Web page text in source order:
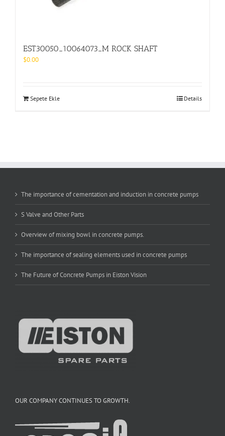
EST30050_10064073_M ROCK SHAFT
$0.00
Sepete Ekle Details
The importance of cementation and induction in concrete pumps
S Valve and Other Parts
Overview of mixing bowl in concrete pumps.
The importance of sealing elements used in concrete pumps
The Future of Concrete Pumps in Eiston Vision
OUR COMPANY CONTINUES TO GROWTH.